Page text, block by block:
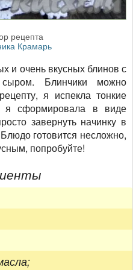
рецепта
Крамарь
и очень вкусных блинов с
Блинчики можно
я испекла тонкие
я сформировала в виде
завернуть начинку в
готовится несложно,
попробуйте!